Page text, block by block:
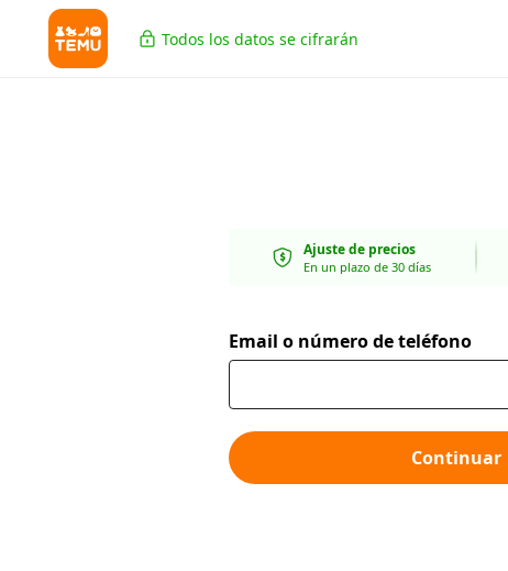
Todos los datos se cifrarán
Ajuste de precios
En un plazo de 30 días
Email o número de teléfono
Continuar